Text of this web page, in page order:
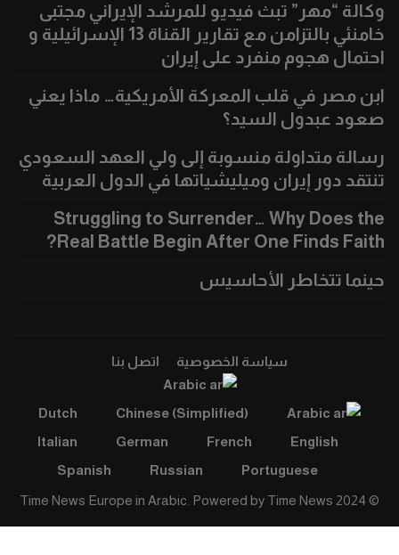
وكالة “مهر” تبث فيديو للمرشد الإيراني مجتبى
خامنئي بالتزامن مع تقارير القناة 13 الإسرائيلية و
احتمال هجوم منفرد على إيران
ابن مصر في قلب المعركة الأمريكية… ماذا يعني
صعود عبدول السيد؟
رسالة متداولة منسوبة إلى ولي العهد السعودي
تنتقد دور إيران وميليشياتها في الدول العربية
Struggling to Surrender… Why Does the
Real Battle Begin After One Finds Faith?
حينما تتخاطر الأحاسيس
سياسة الخصوصية
اتصل بنا
Arabic
Arabic
Chinese (Simplified)
Dutch
English
French
German
Italian
Portuguese
Russian
Spanish
© 2024 Time News Europe in Arabic. Powered by
Time News